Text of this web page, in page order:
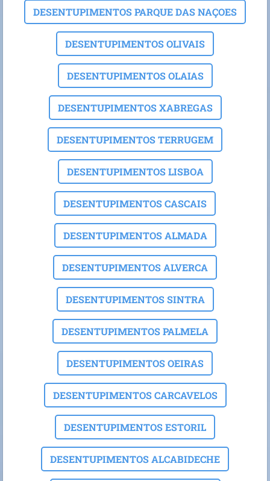
DESENTUPIMENTOS PARQUE DAS NAÇOES
DESENTUPIMENTOS OLIVAIS
DESENTUPIMENTOS OLAIAS
DESENTUPIMENTOS XABREGAS
DESENTUPIMENTOS TERRUGEM
DESENTUPIMENTOS LISBOA
DESENTUPIMENTOS CASCAIS
DESENTUPIMENTOS ALMADA
DESENTUPIMENTOS ALVERCA
DESENTUPIMENTOS SINTRA
DESENTUPIMENTOS PALMELA
DESENTUPIMENTOS OEIRAS
DESENTUPIMENTOS CARCAVELOS
DESENTUPIMENTOS ESTORIL
DESENTUPIMENTOS ALCABIDECHE